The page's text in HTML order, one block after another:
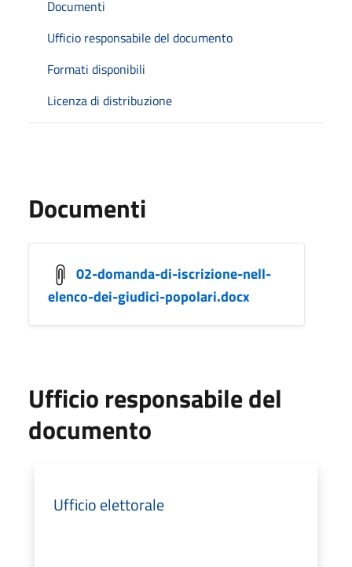
Documenti
Ufficio responsabile del documento
Formati disponibili
Licenza di distribuzione
Documenti
02-domanda-di-iscrizione-nell-
elenco-dei-giudici-popolari.docx
Ufficio responsabile del
documento
Ufficio elettorale